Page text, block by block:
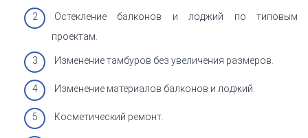
Остекление балконов и лоджий по типовым
проектам.
Изменение тамбуров без увеличения размеров.
Изменение материалов балконов и лоджий.
Косметический ремонт.